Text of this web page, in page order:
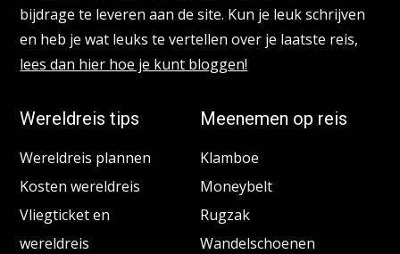
bijdrage te leveren aan de site. Kun je leuk schrijven
en heb je wat leuks te vertellen over je laatste reis,
lees dan hier hoe je kunt bloggen!
Wereldreis tips
Wereldreis plannen
Kosten wereldreis
Vliegticket en
wereldreis
Meenemen op reis
Klamboe
Moneybelt
Rugzak
Wandelschoenen